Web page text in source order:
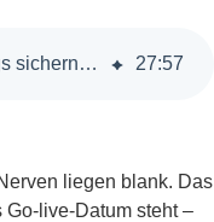
Shop Relaunch SEO: Rankings sichern & Umsatzverluste vermeiden 27:57
liegen blank. Das
live-Datum steht –